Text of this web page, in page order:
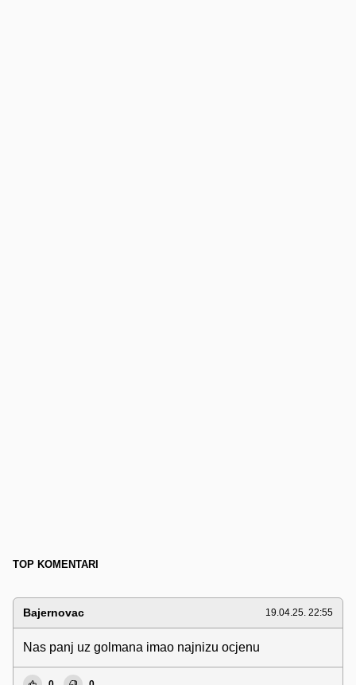
TOP KOMENTARI
Bajernovac 19.04.25. 22:55
Nas panj uz golmana imao najnizu ocjenu